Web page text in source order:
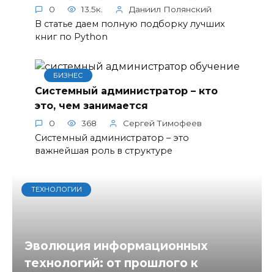
0 13.5к. Даниил Полянский
В статье даем полную подборку лучших
книг по Python
БИЗНЕС
Системный администратор – кто
это, чем занимается
0 368 Сергей Тимофеев
Системный администратор – это
важнейшая роль в структуре
ТЕХНОЛОГИИ
Эволюция информационных
технологий: от прошлого к